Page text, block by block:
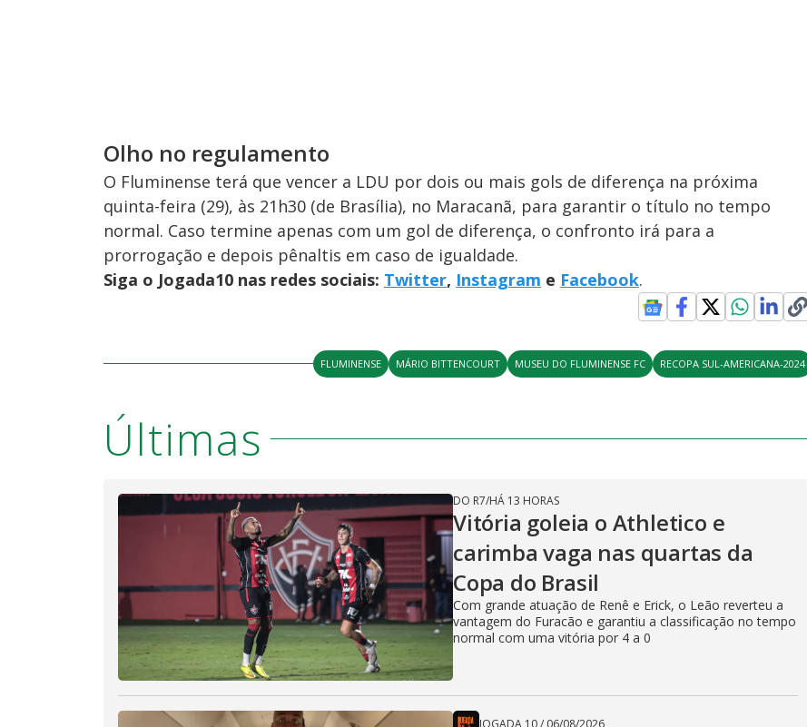
Olho no regulamento
O Fluminense terá que vencer a LDU por dois ou mais gols de diferença na próxima
quinta-feira (29), às 21h30 (de Brasília), no Maracanã, para garantir o título no tempo
normal. Caso termine apenas com um gol de diferença, o confronto irá para a
prorrogação e depois pênaltis em caso de igualdade.
Siga o Jogada10 nas redes sociais: Twitter, Instagram e Facebook.
FLUMINENSE MÁRIO BITTENCOURT MUSEU DO FLUMINENSE FC RECOPA SUL-AMERICANA-2024
Últimas
DO R7/HÁ 13 HORAS
Vitória goleia o Athletico e
carimba vaga nas quartas da
Copa do Brasil
Com grande atuação de Renê e Erick, o Leão reverteu a
vantagem do Furacão e garantiu a classificação no tempo
normal com uma vitória por 4 a 0
JOGADA 10/ 06/08/2026